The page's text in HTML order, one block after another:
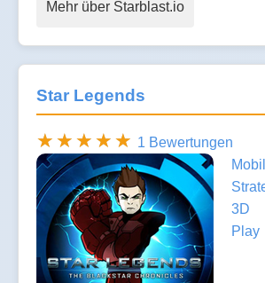
Mehr über Starblast.io
Star Legends
1 Bewertungen
3D
Play